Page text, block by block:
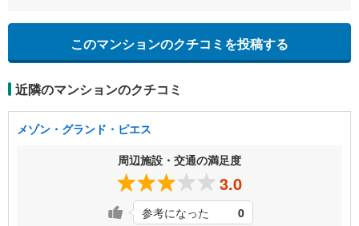
このマンションのクチコミを投稿する
近隣のマンションのクチコミ
メゾン・グランド・ピエス
周辺施設・交通の満足度
3.0
参考になった 0